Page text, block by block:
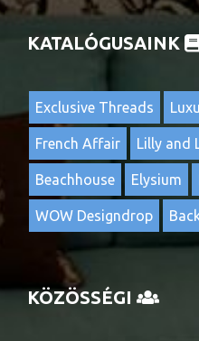
KATALÓGUSAINK
Exclusive Threads
French Affair Lilly and
Beachhouse Elysium
WOW Designdrop
KÖZÖSSÉGI